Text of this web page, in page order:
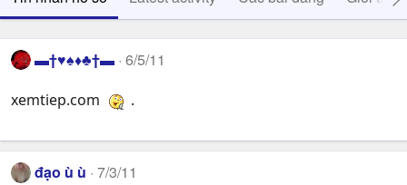
▬†♥♠♦♣†▬ 6/5/11
xemtiep.com .
đạo ù ù 7/3/11